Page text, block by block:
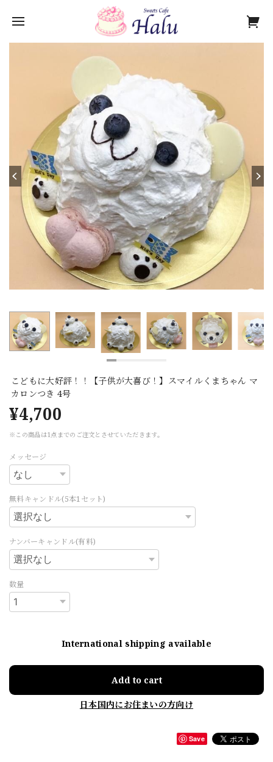
こどもに大好評！！【子供が大喜び！】スマイルくまちゃん マ
カロンつき 4号
¥4,700
※この商品は1点までのご注文とさせていただきます。
メッセージ
無料キャンドル(5本1セット)
ナンバーキャンドル(有料)
数量
International shipping available
Add to cart
日本国内にお住まいの方向け
Save